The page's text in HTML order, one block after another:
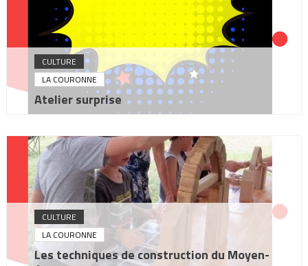
CULTURE
LA COURONNE
Atelier surprise
CULTURE
LA COURONNE
Les techniques de construction du Moyen-